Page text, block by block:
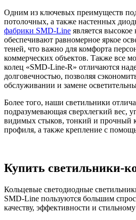
Одним из ключевых преимуществ
потолочных, а также настенных
фабрики SMD-Line является высокое
обеспечивают равномерное яркое
теней, что важно для комфорта
коммерческих объектов. Также все
колец «SMD-Line-R» отличаются
долговечностью, позволяя
обслуживании и замене
Более того, наши светильники
подразумевающая сверхлегкий вес,
видимых стыков, тонкий и прочный
профиля, а также крепление с
Купить светильники-
Кольцевые светодиодные
SMD-Line пользуются большим
качеству, эффективности и